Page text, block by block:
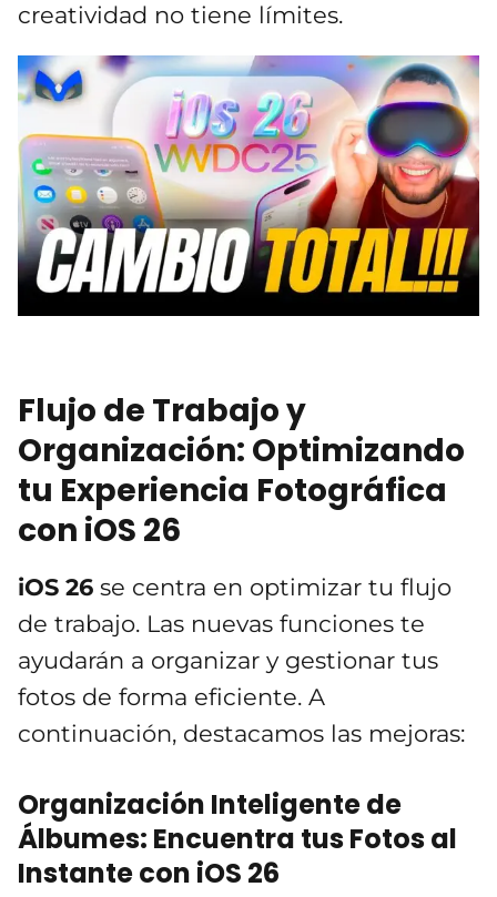
creatividad no tiene límites.
Flujo de Trabajo y
Organización: Optimizando
tu Experiencia Fotográfica
con iOS 26
iOS 26 se centra en optimizar tu flujo
de trabajo. Las nuevas funciones te
ayudarán a organizar y gestionar tus
fotos de forma eficiente. A
continuación, destacamos las mejoras:
Organización Inteligente de
Álbumes: Encuentra tus Fotos al
Instante con iOS 26